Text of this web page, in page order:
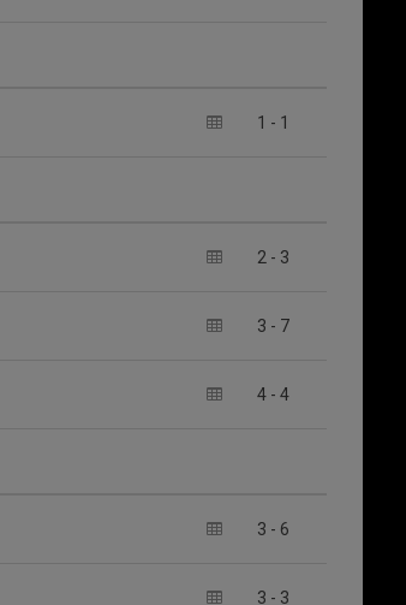
1 - 1
2 - 3
3 - 7
4 - 4
3 - 6
3 - 3